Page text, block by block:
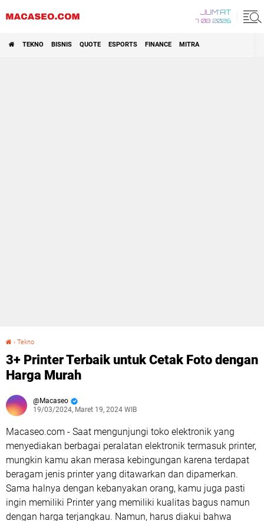
JUM'AT
7 08 2026
TEKNO BISNIS QUOTE ESPORTS FINANCE MITRA
› Tekno
3+ Printer Terbaik untuk Cetak Foto dengan
Harga Murah
Macaseo
19/03/2024, Maret 19, 2024 WIB
Macaseo.com - Saat mengunjungi toko elektronik yang
menyediakan berbagai peralatan elektronik termasuk printer,
mungkin kamu akan merasa kebingungan karena terdapat
beragam jenis printer yang ditawarkan dan dipamerkan.
Sama halnya dengan kebanyakan orang, kamu juga pasti
ingin memiliki Printer yang memiliki kualitas bagus namun
dengan harga terjangkau. Namun, harus diakui bahwa